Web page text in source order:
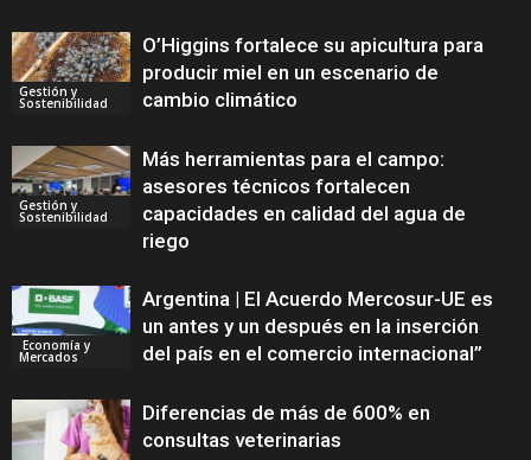
Gestión y
Sostenibilidad
O’Higgins fortalece su apicultura para
producir miel en un escenario de
cambio climático
Gestión y
Sostenibilidad
Más herramientas para el campo:
asesores técnicos fortalecen
capacidades en calidad del agua de
riego
Economía y
Mercados
Argentina | El Acuerdo Mercosur-UE es
un antes y un después en la inserción
del país en el comercio internacional”
Diferencias de más de 600% en
consultas veterinarias